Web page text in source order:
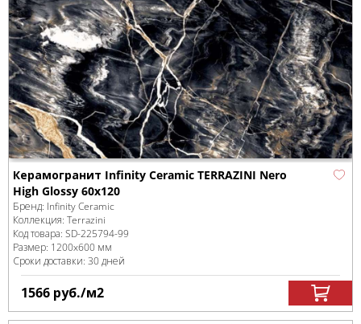
Керамогранит Infinity Ceramic TERRAZINI Nero
High Glossy 60x120
Бренд: Infinity Ceramic
Коллекция: Terrazini
Код товара: SD-225794-99
Размер: 1200x600 мм
Сроки доставки: 30 дней
1566 руб./м2